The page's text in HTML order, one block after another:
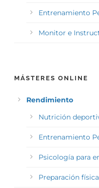
Entrenamiento
Monitor e
MÁSTERES ONLINE
Rendimiento
Nutrición
Entrenamiento
Psicología para
Preparación